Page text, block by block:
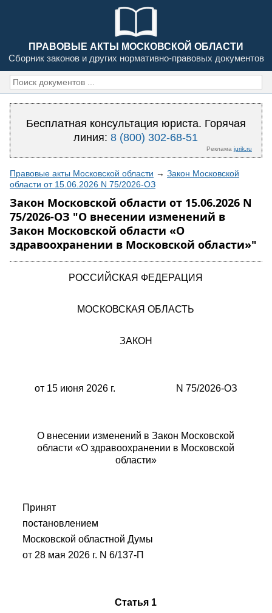
ПРАВОВЫЕ АКТЫ МОСКОВСКОЙ ОБЛАСТИ
Сборник законов и других нормативно-правовых документов
Бесплатная консультация юриста. Горячая
линия:8 (800) 302-68-51
Реклама jurik.ru
Правовые акты Московской области → Закон Московской
области от 15.06.2026 N 75/2026-ОЗ
Закон Московской области от 15.06.2026 N
75/2026-ОЗ "О внесении изменений в
Закон Московской области «О
здравоохранении в Московской области»"
РОССИЙСКАЯ ФЕДЕРАЦИЯ
МОСКОВСКАЯ ОБЛАСТЬ
ЗАКОН
от 15 июня 2026 г. N 75/2026-ОЗ
О внесении изменений в Закон Московской
области «О здравоохранении в Московской
области»
Принят
постановлением
Московской областной Думы
от 28 мая 2026 г. N 6/137-П
Статья 1